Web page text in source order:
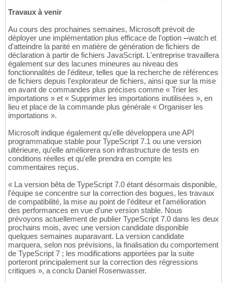
Travaux à venir
Au cours des prochaines semaines, Microsoft prévoit de
déployer une implémentation plus efficace de l'option --watch et
d'atteindre la parité en matière de génération de fichiers de
déclaration à partir de fichiers JavaScript. L'entreprise travaillera
également sur des lacunes mineures au niveau des
fonctionnalités de l'éditeur, telles que la recherche de références
de fichiers depuis l'explorateur de fichiers, ainsi que sur la mise
en avant de commandes plus précises comme « Trier les
importations » et « Supprimer les importations inutilisées », en
lieu et place de la commande plus générale « Organiser les
importations ».
Microsoft indique également qu'elle développera une API
programmatique stable pour TypeScript 7.1 ou une version
ultérieure, qu'elle améliorera son infrastructure de tests en
conditions réelles et qu'elle prendra en compte les
commentaires reçus.
« La version bêta de TypeScript 7.0 étant désormais disponible,
l'équipe se concentre sur la correction des bogues, les travaux
de compatibilité, la mise au point de l'éditeur et l'amélioration
des performances en vue d'une version stable. Nous
prévoyons actuellement de publier TypeScript 7.0 dans les deux
prochains mois, avec une version candidate disponible
quelques semaines auparavant. La version candidate
marquera, selon nos prévisions, la finalisation du comportement
de TypeScript 7 ; les modifications apportées par la suite
porteront principalement sur la correction des régressions
critiques », a conclu Daniel Rosenwasser.